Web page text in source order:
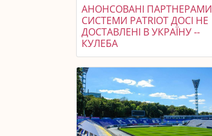
АНОНСОВАНІ ПАРТНЕРАМИ
СИСТЕМИ PATRIOT ДОСІ НЕ
ДОСТАВЛЕНІ В УКРАЇНУ --
КУЛЕБА